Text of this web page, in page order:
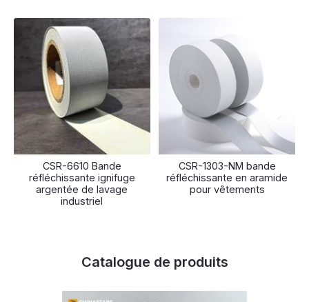
CSR-6610 Bande
réfléchissante ignifuge
argentée de lavage
industriel
CSR-1303-NM bande
réfléchissante en aramide
pour vêtements
Catalogue de produits